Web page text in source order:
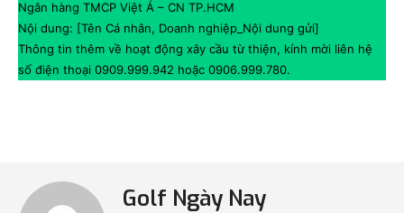
Ngân hàng TMCP Việt Á – CN TP.HCM
Nội dung: [Tên Cá nhân, Doanh nghiệp_Nội dung gửi]
Thông tin thêm về hoạt động xây cầu từ thiện, kính mời liên hệ
số điện thoại 0909.999.942 hoặc 0906.999.780.
Golf Ngày Nay